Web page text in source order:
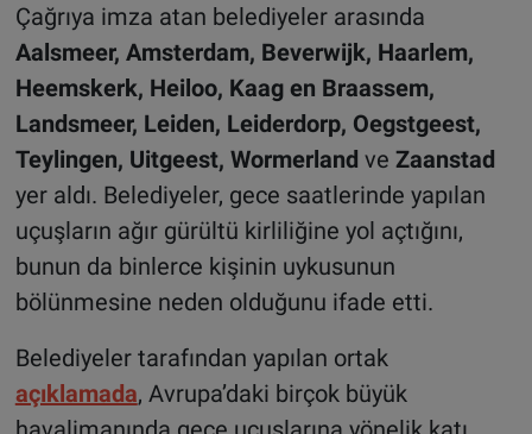
Çağrıya imza atan belediyeler arasında
Aalsmeer, Amsterdam, Beverwijk, Haarlem,
Heemskerk, Heiloo, Kaag en Braassem,
Landsmeer, Leiden, Leiderdorp, Oegstgeest,
Teylingen, Uitgeest, Wormerland ve Zaanstad
yer aldı. Belediyeler, gece saatlerinde yapılan
uçuşların ağır gürültü kirliliğine yol açtığını,
bunun da binlerce kişinin uykusunun
bölünmesine neden olduğunu ifade etti.
Belediyeler tarafından yapılan ortak
açıklamada, Avrupa’daki birçok büyük